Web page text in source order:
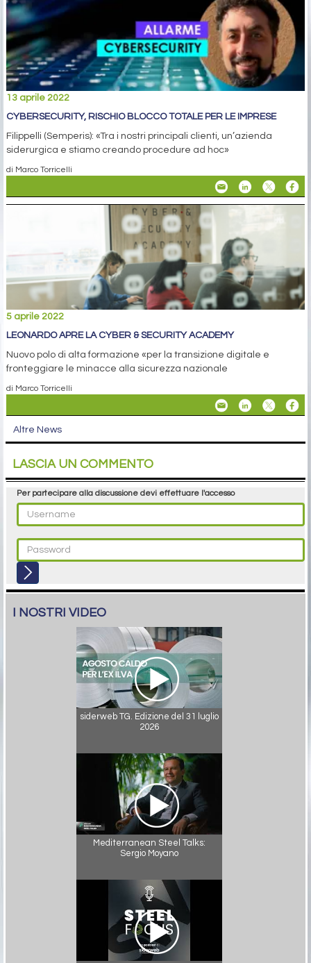
13 aprile 2022
CYBERSECURITY, RISCHIO BLOCCO TOTALE PER LE IMPRESE
Filippelli (Semperis): «Tra i nostri principali clienti, un’azienda
siderurgica e stiamo creando procedure ad hoc»
di Marco Torricelli
5 aprile 2022
LEONARDO APRE LA CYBER & SECURITY ACADEMY
Nuovo polo di alta formazione «per la transizione digitale e
fronteggiare le minacce alla sicurezza nazionale
di Marco Torricelli
Altre News
LASCIA UN COMMENTO
Per partecipare alla discussione devi effettuare l'accesso
I NOSTRI VIDEO
siderweb TG. Edizione del 31 luglio
2026
Mediterranean Steel Talks:
Sergio Moyano